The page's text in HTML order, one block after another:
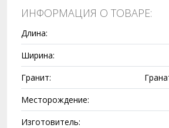
ИНФОРМАЦИЯ О ТОВАРЕ:
Длина:
Ширина:
Гранит:
Месторождение:
Изготовитель: